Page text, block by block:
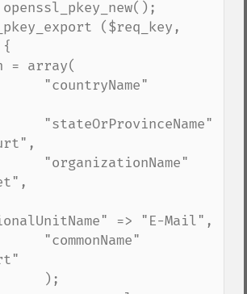
($req_key,
{
=> "E-Mail",